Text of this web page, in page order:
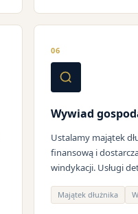
06
Wywiad
Ustalamy majątek
finansową i
windykacji. Usługi
Majątek dłużnika